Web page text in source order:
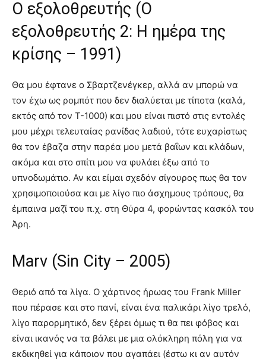
Ο εξολοθρευτής (Ο
εξολοθρευτής 2: Η ημέρα της
κρίσης – 1991)
Θα μου έφτανε ο Σβαρτζενέγκερ, αλλά αν μπορώ να
τον έχω ως ρομπότ που δεν διαλύεται με τίποτα (καλά,
εκτός από τον T-1000) και μου είναι πιστό στις εντολές
μου μέχρι τελευταίας ρανίδας λαδιού, τότε ευχαρίστως
θα τον έβαζα στην παρέα μου μετά βαΐων και κλάδων,
ακόμα και στο σπίτι μου να φυλάει έξω από το
υπνοδωμάτιο. Αν και είμαι σχεδόν σίγουρος πως θα τον
χρησιμοποιούσα και με λίγο πιο άσχημους τρόπους, θα
έμπαινα μαζί του π.χ. στη Θύρα 4, φορώντας κασκόλ του
Άρη.
Marv (Sin City – 2005)
Θεριό από τα λίγα. Ο χάρτινος ήρωας του Frank Miller
που πέρασε και στο πανί, είναι ένα παλικάρι λίγο τρελό,
λίγο παρορμητικό, δεν ξέρει όμως τι θα πει φόβος και
είναι ικανός να τα βάλει με μια ολόκληρη πόλη για να
εκδικηθεί για κάποιον που αγαπάει (έστω κι αν αυτόν